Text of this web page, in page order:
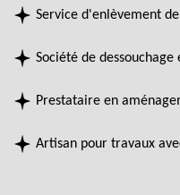
Service d'enlèvement
Société de
Prestataire en
Artisan pour travaux